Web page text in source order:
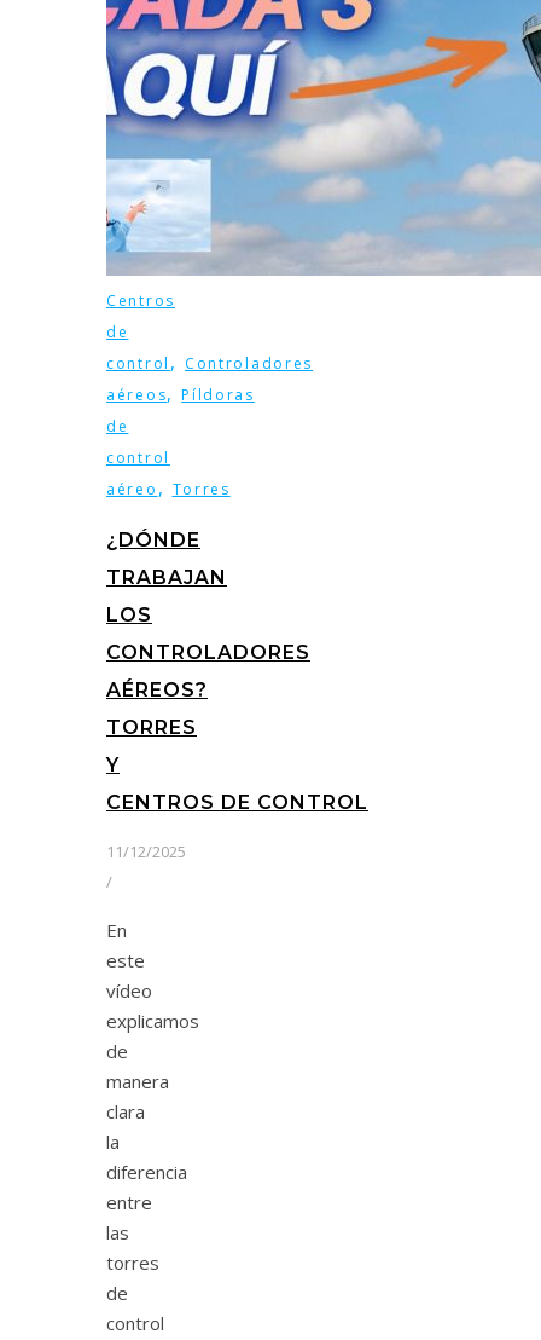
Centros
de
control , Controladores
aéreos,Píldoras
de
control
aéreo , Torres
¿DÓNDE
TRABAJAN
LOS
CONTROLADORES
AÉREOS?
TORRES
Y
CENTROS DE CONTROL
11/12/2025
/
En
este
vídeo
explicamos
de
manera
clara
la
diferencia
entre
las
torres
de
control